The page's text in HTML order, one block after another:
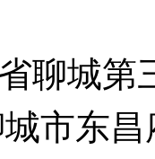
聊城第
市东